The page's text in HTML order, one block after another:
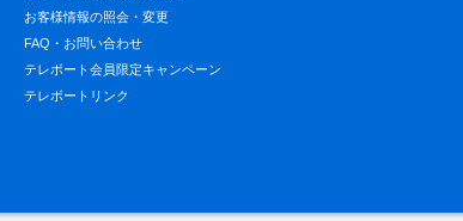
お客様情報の照会・変更
FAQ・お問い合わせ
テレボート会員限定キャンペーン
テレボートリンク